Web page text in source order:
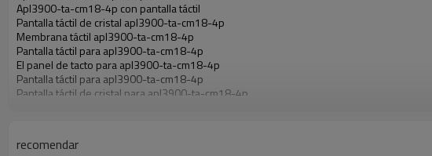
Apl3900-ta-cm18-4p con pantalla táctil
Pantalla táctil de cristal apl3900-ta-cm18-4p
Membrana táctil apl3900-ta-cm18-4p
Pantalla táctil para apl3900-ta-cm18-4p
El panel de tacto para apl3900-ta-cm18-4p
Pantalla táctil para apl3900-ta-cm18-4p
Pantalla táctil de cristal para apl3900-ta-cm18-4p
recomendar